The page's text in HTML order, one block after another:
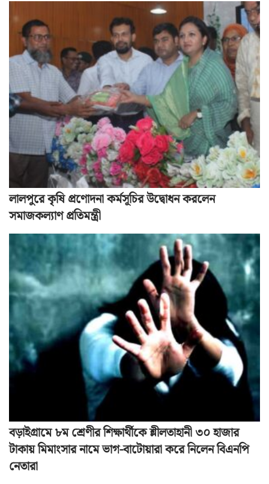
লালপুরে কৃষি প্রণোদনা কর্মসূচির উদ্বোধন করলেন
সমাজকল্যাণ প্রতিমন্ত্রী
বড়াইগ্রামে ৮ম শ্রেণীর শিক্ষার্থীকে শ্লীলতাহানী ৩০ হাজার
টাকায় মিমাংসার নামে ভাগ-বাটোয়ারা করে নিলেন বিএনপি
নেতারা